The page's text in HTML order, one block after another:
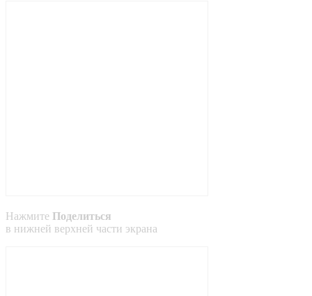
Нажмите Поделиться
в нижней верхней части экрана